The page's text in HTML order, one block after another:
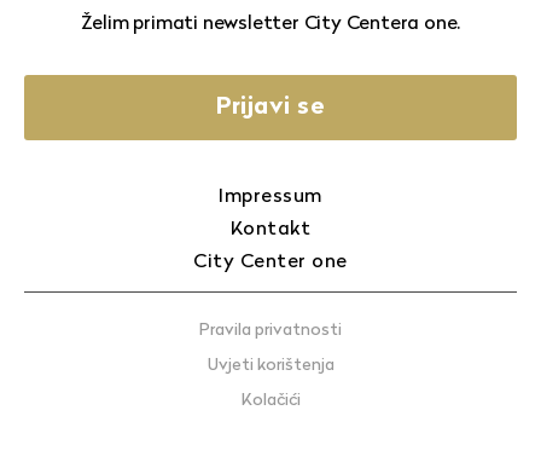
Želim primati newsletter City Centera one.
Prijavi se
Impressum
Kontakt
City Center one
Pravila privatnosti
Uvjeti korištenja
Kolačići